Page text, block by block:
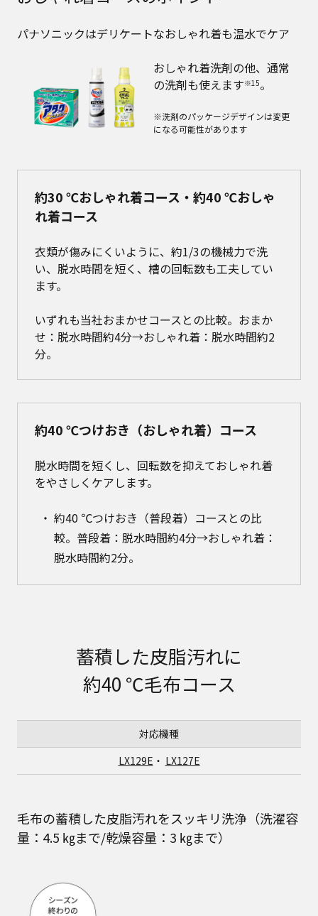
パナソニックはデリケートなおしゃれ着も温水でケア
おしゃれ着洗剤の他、通常
の洗剤も使えます※15。
※洗剤のパッケージデザインは変更
になる可能性があります
約30 ℃おしゃれ着コース・約40 ℃おしゃ
れ着コース
衣類が傷みにくいように、約1/3の機械力で洗
い、脱水時間を短く、槽の回転数も工夫してい
ます。
いずれも当社おまかせコースとの比較。おまか
せ：脱水時間約4分→おしゃれ着：脱水時間約2
分。
約40 ℃つけおき（おしゃれ着）コース
脱水時間を短くし、回転数を抑えておしゃれ着
をやさしくケアします。
約40 ℃つけおき（普段着）コースとの比
較。普段着：脱水時間約4分→おしゃれ着：
脱水時間約2分。
蓄積した皮脂汚れに
約40 ℃毛布コース
対応機種
LX129E ・ LX127E
毛布の蓄積した皮脂汚れをスッキリ洗浄（洗濯容
量：4.5 ㎏まで/乾燥容量：3 ㎏まで）